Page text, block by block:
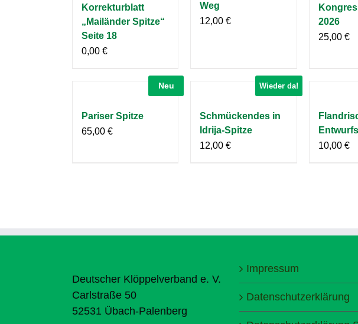
Korrekturblatt
„Mailänder Spitze“
Seite 18
0,00 €
Weg
12,00€
2026
25,00 €
Neu
Pariser Spitze
65,00 €
Wieder da!
Schmückendes in
Idrija-Spitze
12,00€
10,00 €
Deutscher Klöppelverband e. V.
Carlstraße 50
52531 Übach-Palenberg
Impressum
Datenschutzerklärung